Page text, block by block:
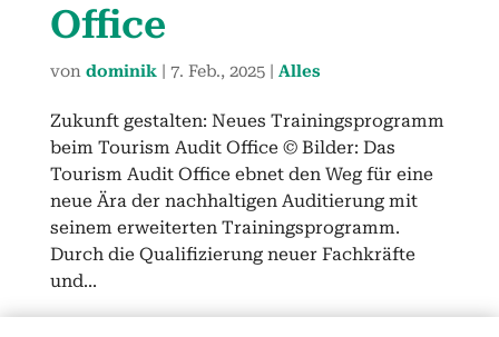
Office
von dominik| 7. Feb., 2025| Alles
Zukun­ft gestal­ten: Neues Train­ing­spro­gramm
beim Tourism Audit Office © Bilder: Das
Tourism Audit Office ebnet den Weg für eine
neue Ära der nach­halti­gen Audi­tierung mit
seinem erweit­erten Train­ing­spro­gramm.
Durch die Qual­i­fizierung neuer Fachkräfte
und...